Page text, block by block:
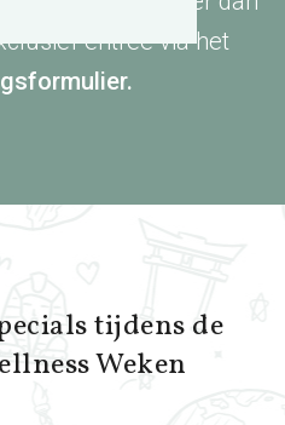
entree via het
tijdens de
Weken